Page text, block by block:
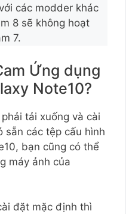
các modder khác
8 sẽ không hoạt
7.
Ứng dụng
Note10?
tải xuống và cài
sẵn các tệp cấu hình
bạn cũng có thể
máy ảnh của
đặt mặc định thì